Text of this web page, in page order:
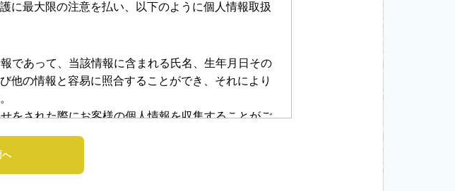
に最大限の注意を払い、以下のように個人情報取扱
であって、当該情報に含まれる氏名、生年月日その
他の情報と容易に照合することができ、それにより
をされた際にお客様の個人情報を収集することがご
正な手段によります。 3.個人情報の利用 当社で
開示・提供することはいたしません。 a)個人情報の
個人情報を開示・提供することはいたしません。 b)
へ